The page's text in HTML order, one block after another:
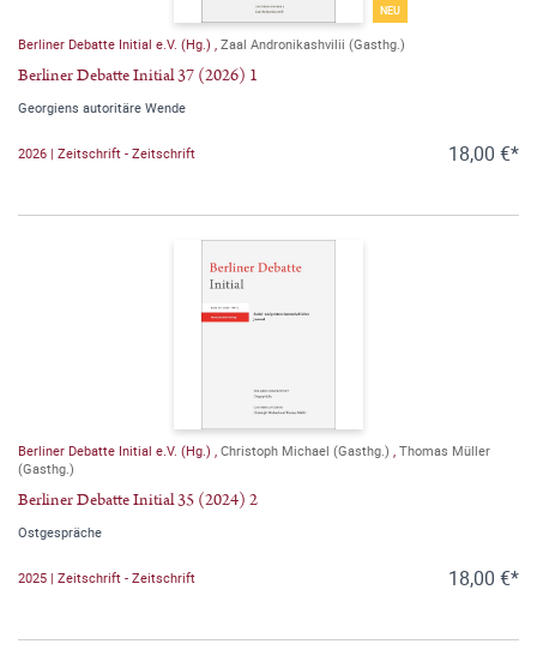
NEU
Berliner Debatte Initial e.V. (Hg.) Zaal Andronikashvilii (Gasthg.)
Berliner Debatte Initial 37 (2026) 1
Georgiens autoritäre Wende
2026 | Zeitschrift - Zeitschrift 18,00 €*
Berliner Debatte Initial e.V. (Hg.) Christoph Michael (Gasthg.) Thomas Müller
(Gasthg.)
Berliner Debatte Initial 35 (2024) 2
Ostgespräche
2025 | Zeitschrift - Zeitschrift 18,00 €*